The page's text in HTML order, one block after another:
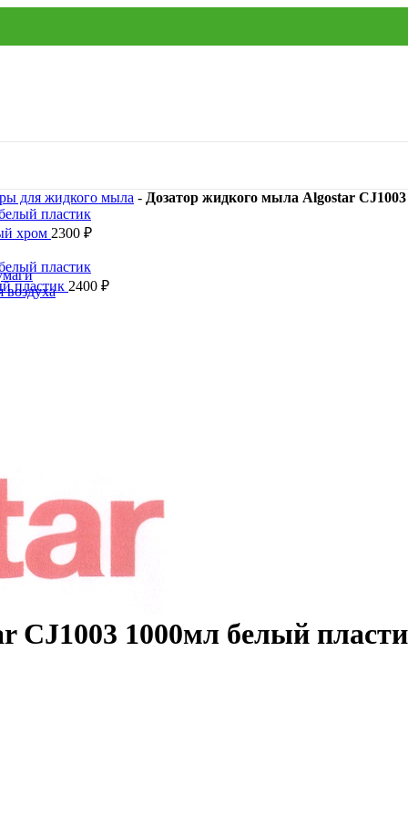
воздуха
для жидкого мыла - Дозатор жидкого мыла Algostar
хром 2300 ₽
пластик 2400 ₽
CJ1003 1000мл белый